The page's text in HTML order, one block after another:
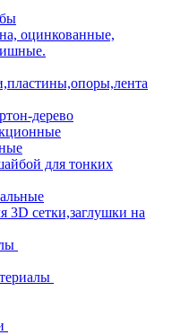
оцинкованные,
дерево
для тонких
3D сетки,заглушки на